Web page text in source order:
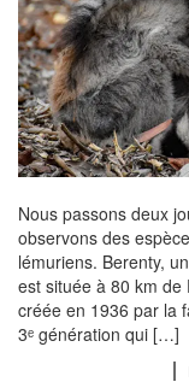
Nous passons deux
observons des
lémuriens. Berenty,
est située à 80 km de
créée en 1936 par la
3ᵉ génération qui […]